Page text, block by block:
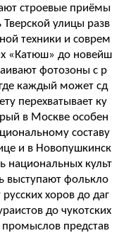
строевые приёмы
улицы разв
техники и соврем
«Катюш» до новейш
фотозоны с р
каждый может сд
перехватывает ку
в Москве особен
составу
и в Новопушкинск
национальных культ
выступают фолькло
хоров до даг
до чукотских
представ